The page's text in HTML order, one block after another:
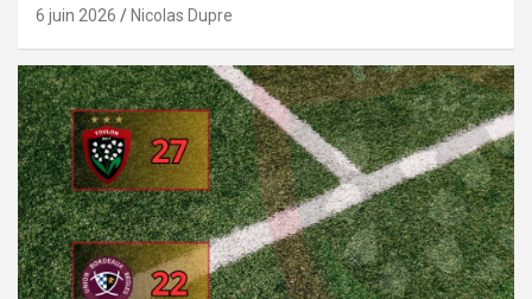
6 juin 2026 Nicolas Dupre